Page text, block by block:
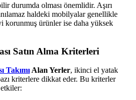
durumda olması önemlidir. Aşırı
haldeki mobilyalar genellikle
korunmuş ürünler ise daha yüksek
Satın Alma Kriterleri
Takımı Alan Yerler, ikinci el yatak
kriterlere dikkat eder. Bu kriterler